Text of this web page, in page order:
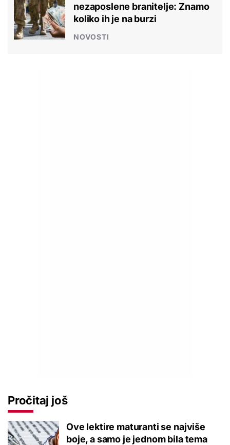
nezaposlene branitelje: Znamo
koliko ih je na burzi
NOVOSTI
Pročitaj još
Ove lektire maturanti se najviše
boje, a samo je jednom bila tema